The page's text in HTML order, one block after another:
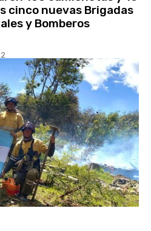
cinco nuevas Brigadas
y Bomberos